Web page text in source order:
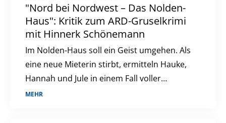
"Nord bei Nordwest – Das Nolden-
Haus": Kritik zum ARD-Gruselkrimi
mit Hinnerk Schönemann
Im Nolden-Haus soll ein Geist umgehen. Als
eine neue Mieterin stirbt, ermitteln Hauke,
Hannah und Jule in einem Fall voller
Gruselelemente.
MEHR